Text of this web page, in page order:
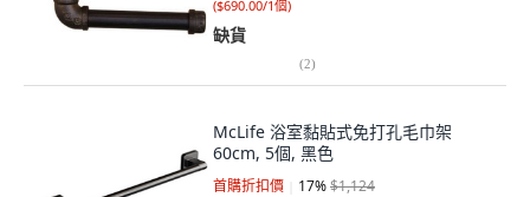
($690.00/1個)
缺貨
(2)
McLife 浴室黏貼式免打孔毛巾架
60cm, 5個, 黑色
首購折扣價 17%$1,124